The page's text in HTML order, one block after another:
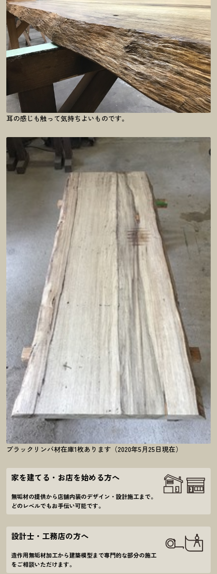
耳の感じも触って気持ちよいものです。
ブラックリンバ材在庫1枚あります（2020年5月25日現在）
家を建てる・お店を始める方へ
無垢材の提供から店舗内装のデザイン・設計施工まで。
どのレベルでもお手伝い可能です。
設計士・工務店の方へ
造作用無垢材加工から建築模型まで専門的な部分の施工
をご相談いただけます。